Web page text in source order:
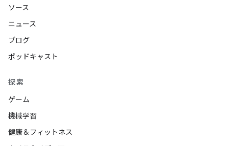
ソース
ニュース
ブログ
ポッドキャスト
探索
ゲーム
機械学習
健康＆フィットネス